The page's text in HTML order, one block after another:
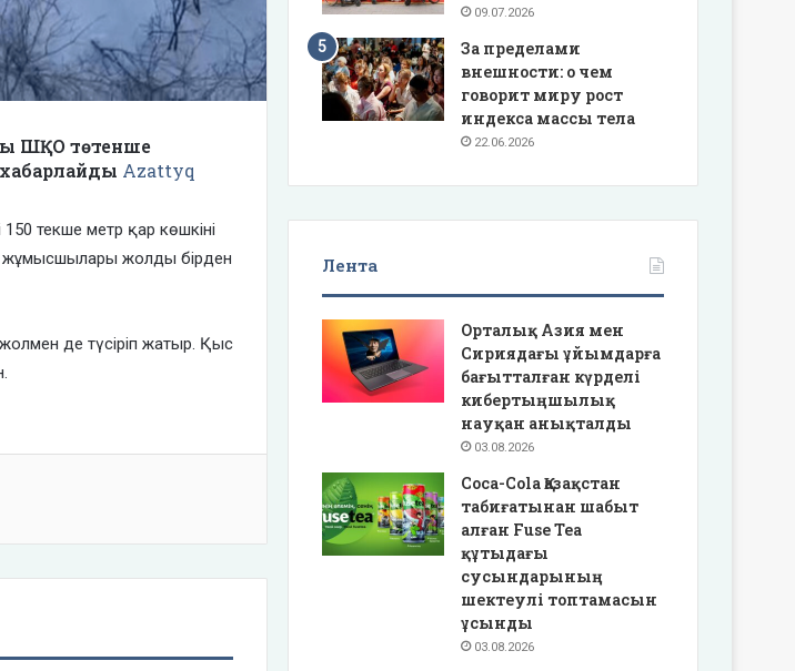
ШҚО төтенше
хабарлайды Azattyq
текше метр қар көшкіні
жұмысшылары жолды бірден
де түсіріп жатыр. Қыс
09.07.2026
За пределами
внешности: о чем
говорит миру рост
индекса массы тела
22.06.2026
Лента
Орталық Азия мен
Сириядағы ұйымдарға
бағытталған күрделі
кибертыңшылық
науқан анықталды
03.08.2026
Coca-Cola Қазақстан
табиғатынан шабыт
алған Fuse Tea
құтыдағы
сусындарының
шектеулі топтамасын
ұсынды
03.08.2026